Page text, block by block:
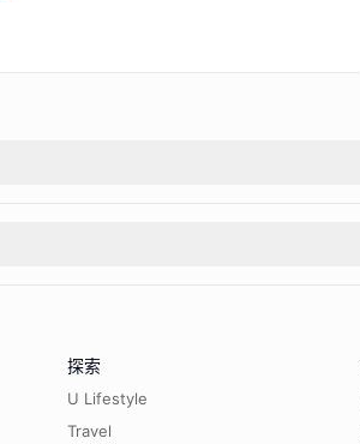
探索
U Lifestyle
Travel